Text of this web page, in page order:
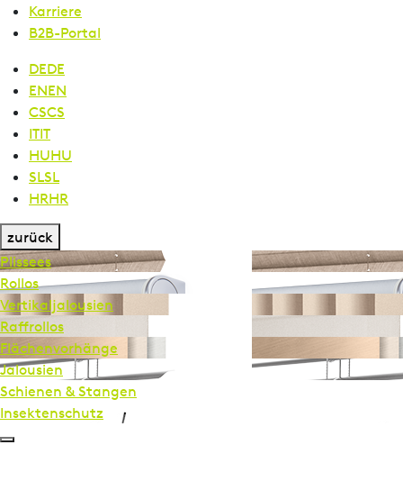
Karriere
B2B-Portal
DEDE
ENEN
CSCS
ITIT
HUHU
SLSL
HRHR
zurück
Plissees
Rollos
Vertikal­jalousien
Raffrollos
Flächen­vorhänge
Jalousien
Schienen & Stangen
Insekten­schutz